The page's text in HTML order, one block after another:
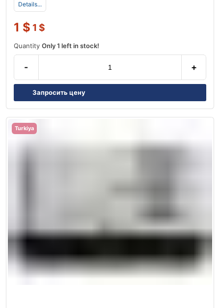
Details...
1 $ 1 $
Quantity Only 1 left in stock!
- +
Запросить цену
Turkiya